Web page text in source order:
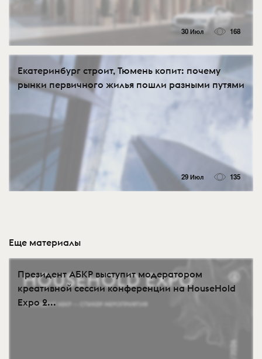
30 Июл 168
Екатеринбург строит, Тюмень копит: почему
рынки первичного жилья пошли разными путями
29 Июл 135
Еще материалы
Президент АБКР выступит модератором
креативной сессии конференции на HouseHold
Expo 2...